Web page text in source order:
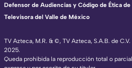
TV Azteca, M.R. & ©, TV Azteca, S.A.B. de
2025.
Queda prohibida la reproducción total o
Defensor de Audiencias y Código de Ética
Televisora del Valle de México